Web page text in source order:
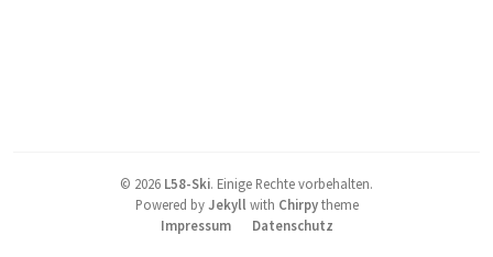
© 2026 L58-Ski. Einige Rechte vorbehalten.
Powered byJekyll with Chirpytheme
Impressum
Datenschutz